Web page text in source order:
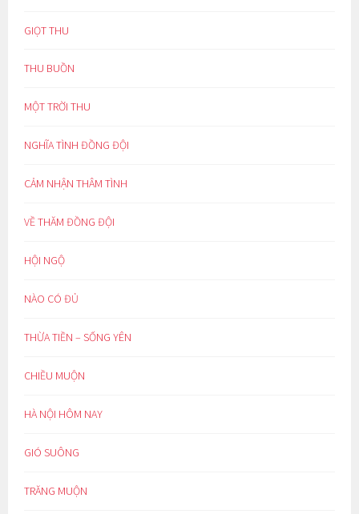
GIỌT THU
THU BUỒN
MỘT TRỜI THU
NGHĨA TÌNH ĐỒNG ĐỘI
CẢM NHẬN THÂM TÌNH
VỀ THĂM ĐỒNG ĐỘI
HỘI NGỘ
NÀO CÓ ĐỦ
THỪA TIỀN – SỐNG YÊN
CHIỀU MUỘN
HÀ NỘI HÔM NAY
GIÓ SUÔNG
TRĂNG MUỘN